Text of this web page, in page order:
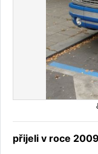
přijeli v roce